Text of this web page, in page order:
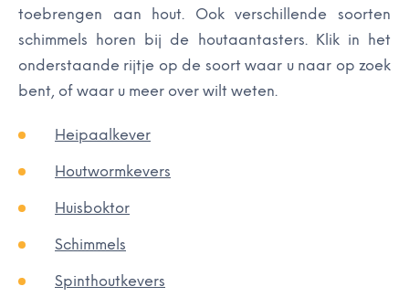
toebrengen aan hout. Ook verschillende soorten
schimmels horen bij de houtaantasters. Klik in het
onderstaande rijtje op de soort waar u naar op zoek
bent, of waar u meer over wilt weten.
Heipaalkever
Houtwormkevers
Huisboktor
Schimmels
Spinthoutkevers